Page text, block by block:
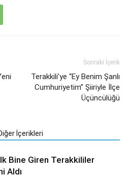
Sonraki İçerik
Terakkili’ye “Ey Benim Şanlı
Cumhuriyetim” Şiiriyle İlçe
Üçüncülüğü
İçerikleri
Bine Giren Terakkililer
Aldı